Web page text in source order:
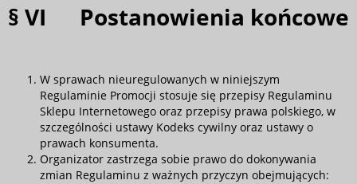
§ VI Postanowienia końcowe
W sprawach nieuregulowanych w niniejszym
Regulaminie Promocji stosuje się przepisy Regulaminu
Sklepu Internetowego oraz przepisy prawa polskiego, w
szczególności ustawy Kodeks cywilny oraz ustawy o
prawach konsumenta.
Organizator zastrzega sobie prawo do dokonywania
zmian Regulaminu z ważnych przyczyn obejmujących: